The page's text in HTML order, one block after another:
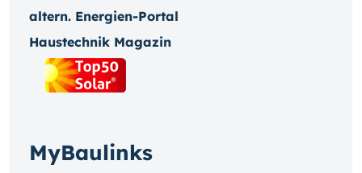
altern. Energien-Portal
Haustechnik Magazin
MyBaulinks